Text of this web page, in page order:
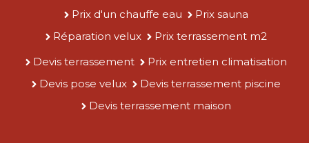
Prix d'un chauffe eau
Prix sauna
Réparation velux
Prix terrassement m2
Devis terrassement
Prix entretien climatisation
Devis pose velux
Devis terrassement piscine
Devis terrassement maison